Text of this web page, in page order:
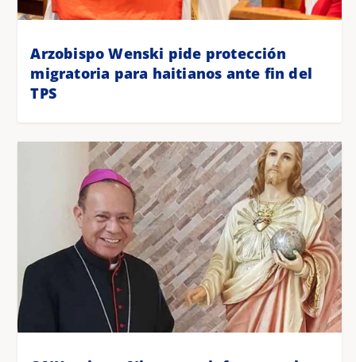
Arzobispo Wenski pide protección
migratoria para haitianos ante fin del
TPS